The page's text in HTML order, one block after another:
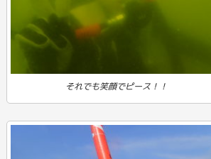
それでも笑顔でピース！！